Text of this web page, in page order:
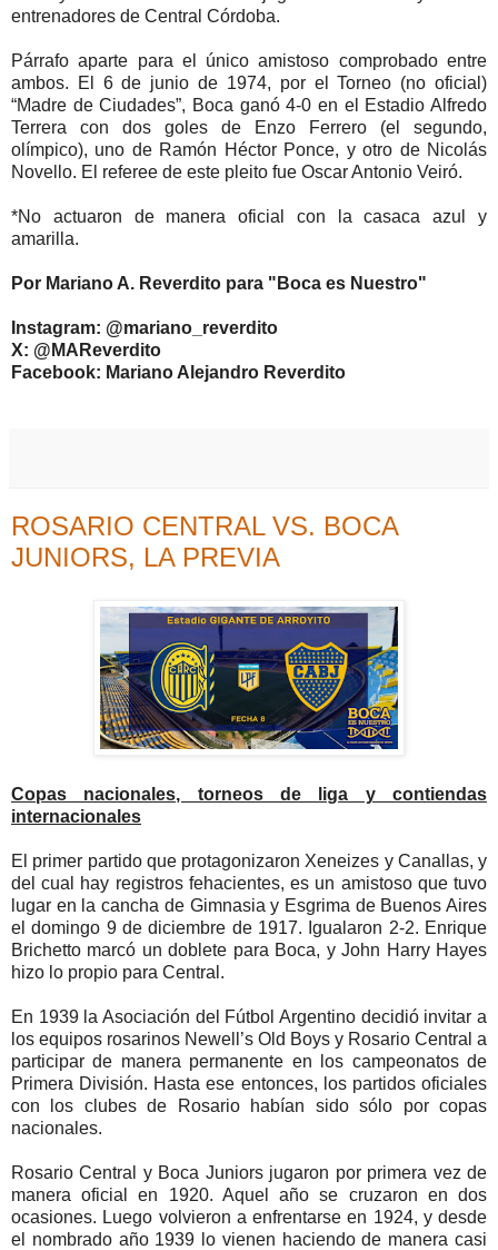
entrenadores de Central Córdoba.
Párrafo aparte para el único amistoso comprobado entre
ambos. El 6 de junio de 1974, por el Torneo (no oficial)
“Madre de Ciudades”, Boca ganó 4-0 en el Estadio Alfredo
Terrera con dos goles de Enzo Ferrero (el segundo,
olímpico), uno de Ramón Héctor Ponce, y otro de Nicolás
Novello. El referee de este pleito fue Oscar Antonio Veiró.
*No actuaron de manera oficial con la casaca azul y
amarilla.
Por Mariano A. Reverdito para "Boca es Nuestro"
Instagram: @mariano_reverdito
X: @MAReverdito
Facebook: Mariano Alejandro Reverdito
ROSARIO CENTRAL VS. BOCA
JUNIORS, LA PREVIA
Copas nacionales, torneos de liga y contiendas
internacionales
El primer partido que protagonizaron Xeneizes y Canallas, y
del cual hay registros fehacientes, es un amistoso que tuvo
lugar en la cancha de Gimnasia y Esgrima de Buenos Aires
el domingo 9 de diciembre de 1917. Igualaron 2-2. Enrique
Brichetto marcó un doblete para Boca, y John Harry Hayes
hizo lo propio para Central.
En 1939 la Asociación del Fútbol Argentino decidió invitar a
los equipos rosarinos Newell’s Old Boys y Rosario Central a
participar de manera permanente en los campeonatos de
Primera División. Hasta ese entonces, los partidos oficiales
con los clubes de Rosario habían sido sólo por copas
nacionales.
Rosario Central y Boca Juniors jugaron por primera vez de
manera oficial en 1920. Aquel año se cruzaron en dos
ocasiones. Luego volvieron a enfrentarse en 1924, y desde
el nombrado año 1939 lo vienen haciendo de manera casi